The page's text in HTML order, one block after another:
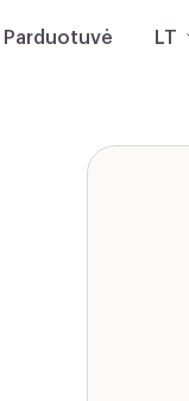
Parduotuvė LT